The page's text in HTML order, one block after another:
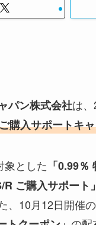
パン株式会社は
購入サポートキ
象とした 「0.99％
ご購⼊サポート」
、10月12日開催